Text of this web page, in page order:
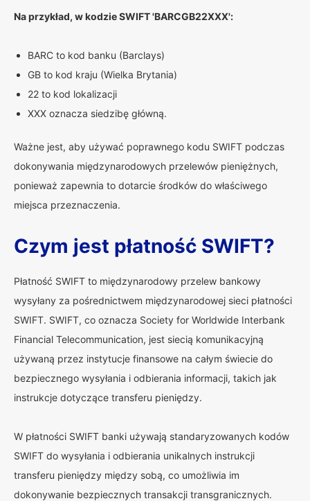
Na przykład, w kodzie SWIFT 'BARCGB22XXX':
BARC to kod banku (Barclays)
GB to kod kraju (Wielka Brytania)
22 to kod lokalizacji
XXX oznacza siedzibę główną.
Ważne jest, aby używać poprawnego kodu SWIFT podczas
dokonywania międzynarodowych przelewów pieniężnych,
ponieważ zapewnia to dotarcie środków do właściwego
miejsca przeznaczenia.
Czym jest płatność SWIFT?
Płatność SWIFT to międzynarodowy przelew bankowy
wysyłany za pośrednictwem międzynarodowej sieci płatności
SWIFT. SWIFT, co oznacza Society for Worldwide Interbank
Financial Telecommunication, jest siecią komunikacyjną
używaną przez instytucje finansowe na całym świecie do
bezpiecznego wysyłania i odbierania informacji, takich jak
instrukcje dotyczące transferu pieniędzy.
W płatności SWIFT banki używają standaryzowanych kodów
SWIFT do wysyłania i odbierania unikalnych instrukcji
transferu pieniędzy między sobą, co umożliwia im
dokonywanie bezpiecznych transakcji transgranicznych.